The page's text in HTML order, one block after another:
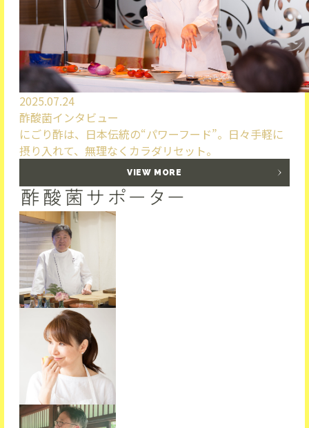
2025.07.24
酢酸菌インタビュー
にごり酢は、日本伝統の“パワーフード”。日々手軽に
摂り入れて、無理なくカラダリセット。
VIEW MORE